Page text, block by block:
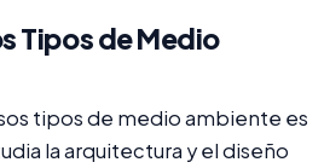
Tipos de Medio
tipos de medio ambiente es
la arquitectura y el diseño